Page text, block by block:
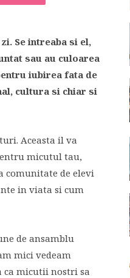
Se intreaba si el,
sau au culoarea
iubirea fata de
cultura si chiar si
Aceasta il va
micutul tau,
comunitate de elevi
in viata si cum
de ansamblu
mici vedeam
ca micutii nostri sa